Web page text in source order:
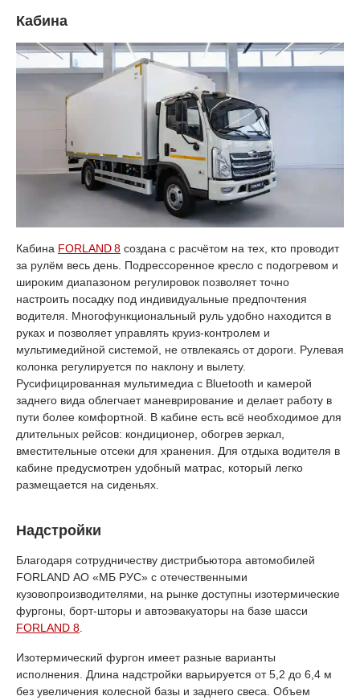
Кабина
Кабина FORLAND 8 создана с расчётом на тех, кто проводит
за рулём весь день. Подрессоренное кресло с подогревом и
широким диапазоном регулировок позволяет точно
настроить посадку под индивидуальные предпочтения
водителя. Многофункциональный руль удобно находится в
руках и позволяет управлять круиз‑контролем и
мультимедийной системой, не отвлекаясь от дороги. Рулевая
колонка регулируется по наклону и вылету.
Русифицированная мультимедиа с Bluetooth и камерой
заднего вида облегчает маневрирование и делает работу в
пути более комфортной. В кабине есть всё необходимое для
длительных рейсов: кондиционер, обогрев зеркал,
вместительные отсеки для хранения. Для отдыха водителя в
кабине предусмотрен удобный матрас, который легко
размещается на сиденьях.
Надстройки
Благодаря сотрудничеству дистрибьютора автомобилей
FORLAND АО «МБ РУС» с отечественными
кузовопроизводителями, на рынке доступны изотермические
фургоны, борт-шторы и автоэвакуаторы на базе шасси
FORLAND 8
Изотермический фургон имеет разные варианты
исполнения. Длина надстройки варьируется от 5,2 до 6,4 м
без увеличения колесной базы и заднего свеса. Объем